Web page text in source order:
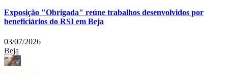
Exposição "Obrigada" reúne trabalhos desenvolvidos por
beneficiários do RSI em Beja
03/07/2026
Beja